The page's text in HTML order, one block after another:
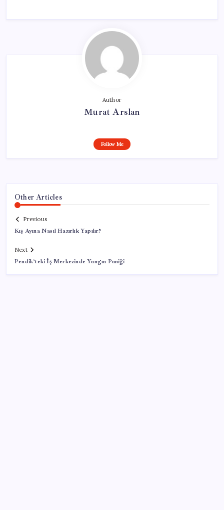
Author
Murat Arslan
Follow Me
Other Articles
Previous
Kış Ayına Nasıl Hazırlık Yapılır?
Next
Pendik’teki İş Merkezinde Yangın Paniği